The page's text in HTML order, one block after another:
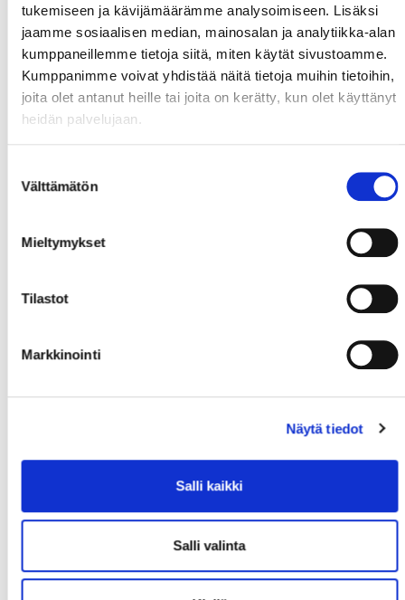
tukemiseen ja kävijämäärämme analysoimiseen. Lisäksi
jaamme sosiaalisen median, mainosalan ja analytiikka-alan
kumppaneillemme tietoja siitä, miten käytät sivustoamme.
Kumppanimme voivat yhdistää näitä tietoja muihin tietoihin,
joita olet antanut heille tai joita on kerätty, kun olet käyttänyt
heidän palvelujaan.
valinta
Välttämätön
Mieltymykset
Tilastot
Markkinointi
Näytä tiedot
Salli kaikki
Salli valinta